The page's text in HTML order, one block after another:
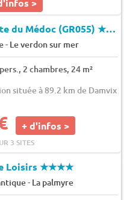
>
du Médoc (GR055)★★★★
- Le verdon sur mer
2 chambres, 24 m²
située à 89.2 km de Damvix
+ d'infos >
3 SITES
Loisirs★★★★
- La palmyre